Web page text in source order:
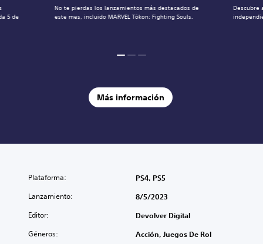
No te pierdas los lanzamientos más destacados de
este mes, incluido MARVEL Tōkon: Fighting Souls.
Descubre
5 de
Más información
Plataforma: PS4, PS5
Lanzamiento: 8/5/2023
Editor: Devolver Digital
Géneros: Acción, Juegos De Rol